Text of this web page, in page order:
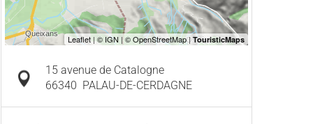
15 avenue de Catalogne
66340 PALAU-DE-CERDAGNE